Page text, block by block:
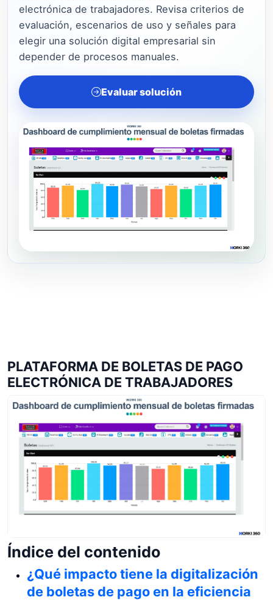
electrónica de trabajadores. Revisa criterios de
evaluación, escenarios de uso y señales para
elegir una solución digital empresarial sin
depender de procesos manuales.
Evaluar solución
PLATAFORMA DE BOLETAS DE PAGO
ELECTRÓNICA DE TRABAJADORES
Índice del contenido
¿Qué impacto tiene la digitalización
de boletas de pago en la eficiencia